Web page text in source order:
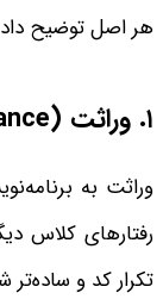
هر اصل توضیح
۱. وراثت (Inheritance)
وراثت به
رفتارهای کلاس
تکرار کد و